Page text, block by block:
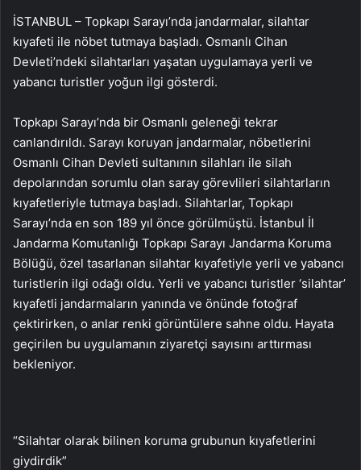
İSTANBUL – Topkapı Sarayı’nda jandarmalar, silahtar
kıyafeti ile nöbet tutmaya başladı. Osmanlı Cihan
Devleti’ndeki silahtarları yaşatan uygulamaya yerli ve
yabancı turistler yoğun ilgi gösterdi.
Topkapı Sarayı’nda bir Osmanlı geleneği tekrar
canlandırıldı. Sarayı koruyan jandarmalar, nöbetlerini
Osmanlı Cihan Devleti sultanının silahları ile silah
depolarından sorumlu olan saray görevlileri silahtarların
kıyafetleriyle tutmaya başladı. Silahtarlar, Topkapı
Sarayı’nda en son 189 yıl önce görülmüştü. İstanbul İl
Jandarma Komutanlığı Topkapı Sarayı Jandarma Koruma
Bölüğü, özel tasarlanan silahtar kıyafetiyle yerli ve yabancı
turistlerin ilgi odağı oldu. Yerli ve yabancı turistler ‘silahtar’
kıyafetli jandarmaların yanında ve önünde fotoğraf
çektirirken, o anlar renki görüntülere sahne oldu. Hayata
geçirilen bu uygulamanın ziyaretçi sayısını arttırması
bekleniyor.
“Silahtar olarak bilinen koruma grubunun kıyafetlerini
giydirdik”